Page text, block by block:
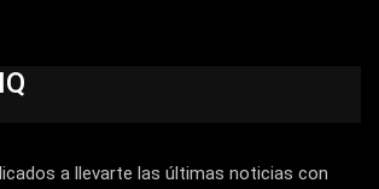
a llevarte las últimas noticias con